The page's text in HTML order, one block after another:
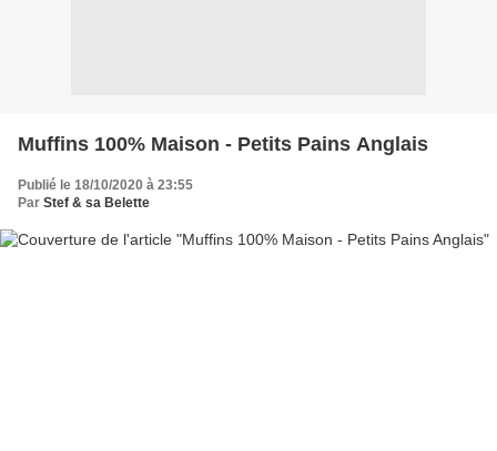
Muffins 100% Maison - Petits Pains Anglais
Publié le 18/10/2020 à 23:55
Par Stef & sa Belette